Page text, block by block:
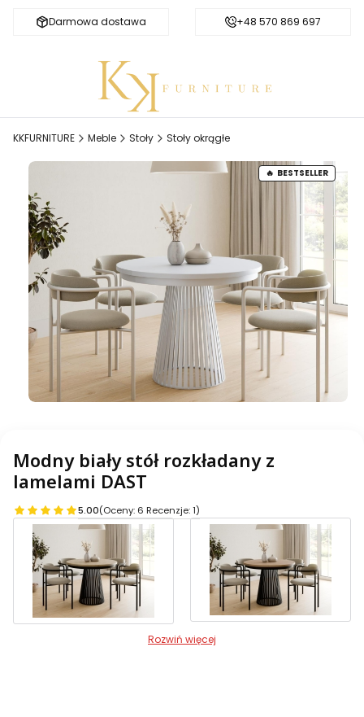
Darmowa dostawa Bezpieczne zakupy
+48 570 869 697
KKFURNITURE Meble Stoły Stoły okrągłe
BESTSELLER
Modny biały stół rozkładany z
lamelami DAST
5.00(Oceny: 6 Recenzje: 1)
Rozwiń więcej